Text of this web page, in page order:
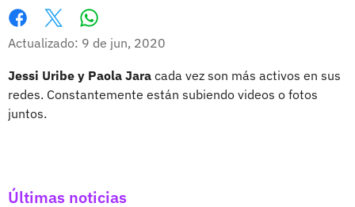
Facebook
X
Actualizado: 9 de jun, 2020
Jessi Uribe y Paola Jara cada vez son más activos en sus
redes. Constantemente están subiendo videos o fotos
juntos.
Últimas noticias